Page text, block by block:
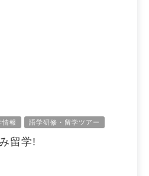
情報 語学研修・留学ツアー
留学!